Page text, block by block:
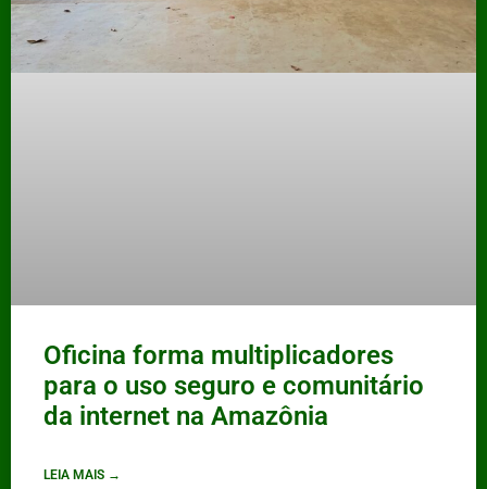
Oficina forma multiplicadores
para o uso seguro e comunitário
da internet na Amazônia
LEIA MAIS →